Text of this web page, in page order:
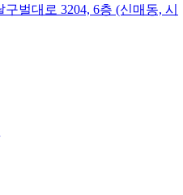
벌대로 3204, 6층 (신매동, 시